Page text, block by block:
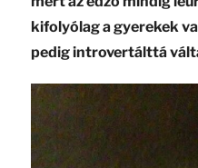
kifolyólag a gyerekek
pedig introvertálttá